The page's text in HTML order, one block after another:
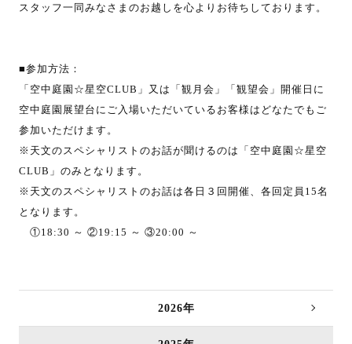
スタッフ一同みなさまのお越しを心よりお待ちしております。
■参加方法：
「空中庭園☆星空CLUB」又は「観月会」「観望会」開催日に
空中庭園展望台にご入場いただいているお客様はどなたでもご
参加いただけます。
※天文のスペシャリストのお話が聞けるのは「空中庭園☆星空
CLUB」のみとなります。
※天文のスペシャリストのお話は各日３回開催、各回定員15名
となります。
①18:30 ～ ②19:15 ～ ③20:00 ～
2026年